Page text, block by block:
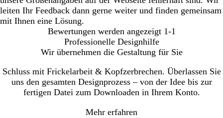
leiten Ihr Feedback dann gerne weiter und finden gemeinsam
mit Ihnen eine Lösung.
Bewertungen werden angezeigt 1-1
Professionelle Designhilfe
Wir übernehmen die Gestaltung für Sie
Schluss mit Frickelarbeit & Kopfzerbrechen. Überlassen Sie
uns den gesamten Designprozess – von der Idee bis zur
fertigen Datei zum Downloaden in Ihrem Konto.
Mehr erfahren